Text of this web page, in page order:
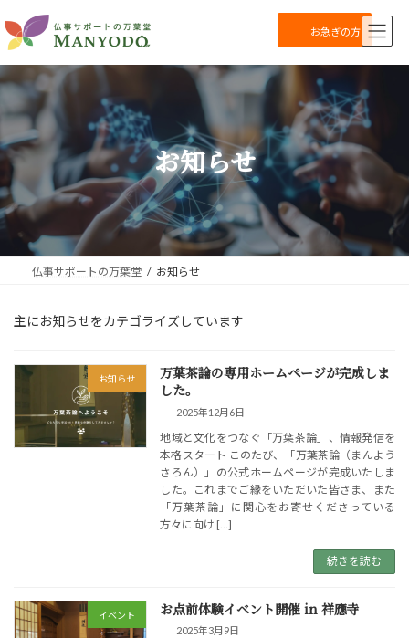
ン
テ
ン
ツ
ス
ッ
ビ
ゲ
ー
シ
ン
移
お急ぎの方
お知らせ
仏事サポートの万葉堂 お知らせ
主にお知らせをカテゴライズしています
お知らせ
万葉茶論の専用ホームページが完成しま
した。
2025年12月6日
地域と文化をつなぐ「万葉茶論」、情報発信を
本格スタート このたび、「万葉茶論（まんよう
さろん）」の公式ホームページが完成いたしま
した。これまでご縁をいただいた皆さま、また
「万葉茶論」に関心をお寄せくださっている
方々に向け […]
続きを読む
イベント お点前体験イベント開催 in 祥應寺
2025年3月9日